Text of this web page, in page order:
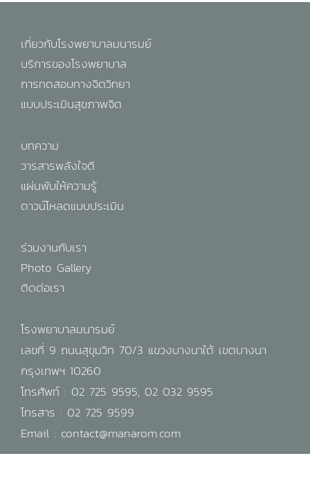
เกี่ยวกับโรงพยาบาลมนารมย์
บริการของโรงพยาบาล
การทดสอบทางจิตวิทยา
แบบประเมินสุขภาพจิต
บทความ
วารสารพลังใจดี
แผ่นพับให้ความรู้
ดาวน์โหลดแบบประเมิน
ร่วมงานกับเรา
Photo Gallery
ติดต่อเรา
โรงพยาบาลมนารมย์
เลขที่ 9 ถนนสุขุมวิท 70/3 แขวงบางนาใต้ เขตบางนา
กรุงเทพฯ 10260
โทรศัพท์ : 02 725 9595, 02 032 9595
โทรสาร : 02 725 9599
Email : contact@manarom.com